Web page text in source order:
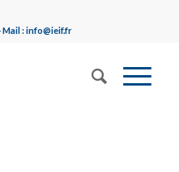
Mail : info@ieif.fr